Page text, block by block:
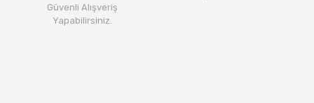
Güvenli Alışveriş
Yapabilirsiniz.